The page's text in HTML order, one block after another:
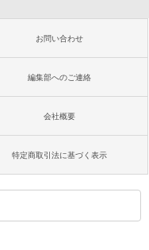
お問い合わせ
編集部へのご連絡
会社概要
特定商取引法に基づく表示